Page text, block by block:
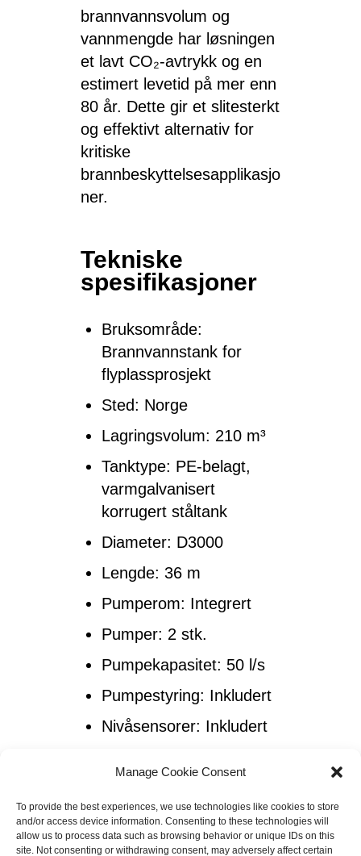
Manage Cookie Consent
To provide the best experiences, we use technologies like cookies to store
and/or access device information. Consenting to these technologies will
allow us to process data such as browsing behavior or unique IDs on this
site. Not consenting or withdrawing consent, may adversely affect certain
brannvannsvolum og
vannmengde har løsningen
et lavt CO₂-avtrykk og en
estimert levetid på mer enn
80 år. Dette gir et slitesterkt
og effektivt alternativ for
kritiske
brannbeskyttelsesapplikasjo
ner.
Tekniske
spesifikasjoner
Bruksområde:
Brannvannstank for
flyplassprosjekt
Sted: Norge
Lagringsvolum: 210 m³
Tanktype: PE-belagt,
varmgalvanisert
korrugert ståltank
Diameter: D3000
Lengde: 36 m
Pumperom: Integrert
Pumper: 2 stk.
Pumpekapasitet: 50 l/s
Pumpestyring: Inkludert
Nivåsensorer: Inkludert
påfyllingsventil
Reservefunksjon:
Flottørventiler ved